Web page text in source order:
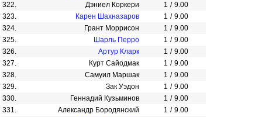
322.
Дэниел Коркери 1 / 9.00
323.
Карен Шахназаров 1 / 9.00
324.
Грант Моррисон 1 / 9.00
325.
Шарль Перро 1 / 9.00
326.
Артур Кларк 1 / 9.00
327.
Курт Сайодмак 1 / 9.00
328.
Самуил Маршак 1 / 9.00
329.
Зак Уэдон 1 / 9.00
330.
Геннадий Кузьминов 1 / 9.00
331.
Александр Бородянский 1 / 9.00